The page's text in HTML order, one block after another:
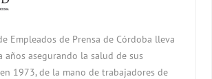
Empleados de Prensa de Córdoba lleva
años asegurando la salud de sus
1973, de la mano de trabajadores de